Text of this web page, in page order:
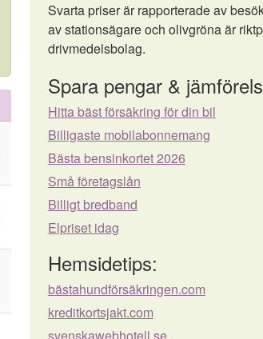
Svarta priser är rapporterade av
av stationsägare och olivgröna är
drivmedelsbolag.
Spara pengar &
Hitta bäst försäkring för din bil
Billigaste mobilabonnemang
Bästa bensinkortet 2026
Små företagslån
Billigt bredband
Elpriset idag
Hemsidetips:
bästahundförsäkringen.com
kreditkortsjakt.com